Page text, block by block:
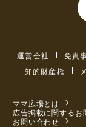
運営会社 免責
知的財産権
ママ広場とは
広告掲載に関するお
お問い合わせ